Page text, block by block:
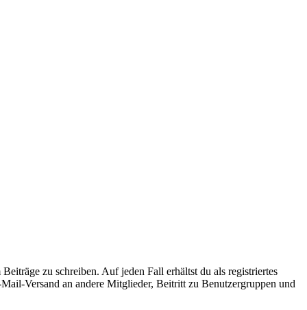
zu schreiben. Auf jeden Fall erhältst du als registriertes
Versand an andere Mitglieder, Beitritt zu Benutzergruppen und